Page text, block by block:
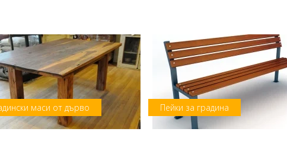
маси от дърво Пейки за градина